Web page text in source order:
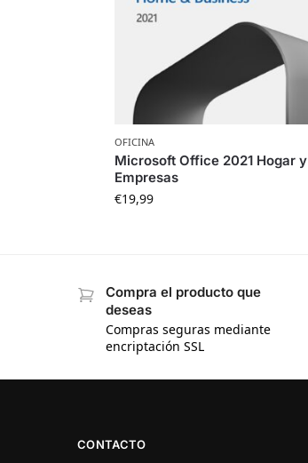
OFICINA
Microsoft Office 2021 Hogar y
Empresas
€19,99
Compra el producto que
deseas
Compras seguras mediante
encriptación SSL
CONTACTO